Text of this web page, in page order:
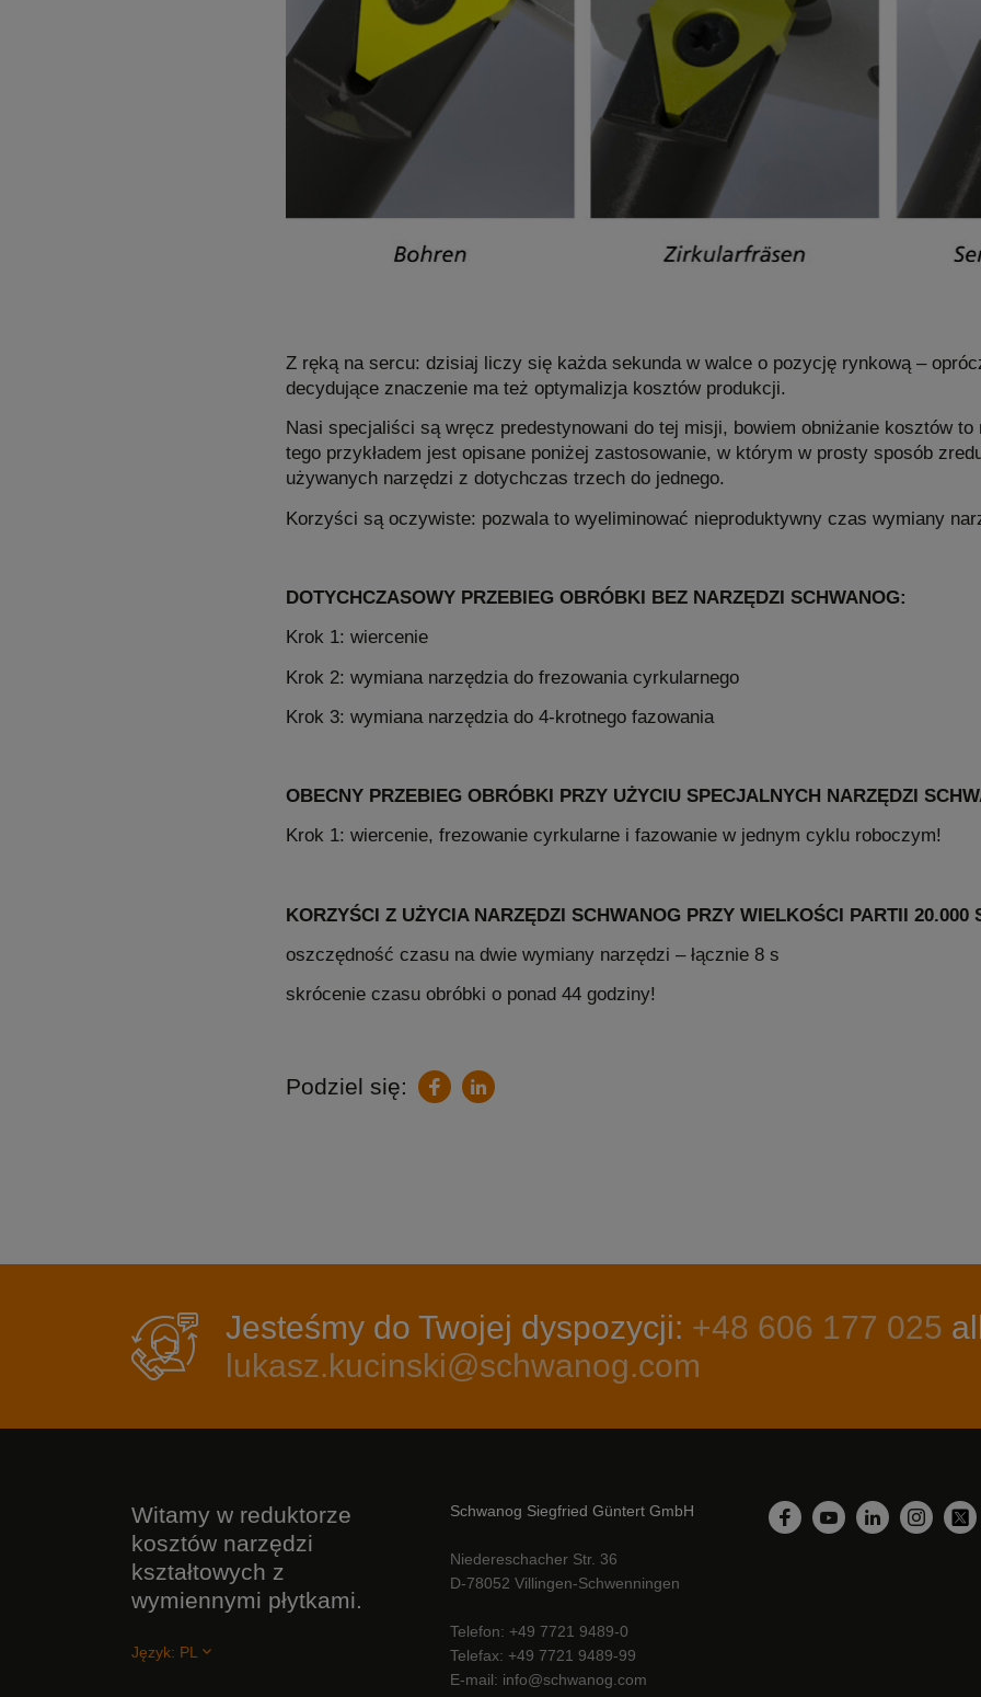
Z ręką na sercu: dzisiaj liczy się każda sekunda w walce o pozycję rynkową –
decydujące znaczenie ma też optymalizja kosztów produkcji.
Nasi specjaliści są wręcz predestynowani do tej misji, bowiem obniżanie kosztów
tego przykładem jest opisane poniżej zastosowanie, w którym w prosty sposób
używanych narzędzi z dotychczas trzech do jednego.
Korzyści są oczywiste: pozwala to wyeliminować nieproduktywny czas wymiany
DOTYCHCZASOWY PRZEBIEG OBRÓBKI BEZ NARZĘDZI SCHWANOG:
Krok 1: wiercenie
Krok 2: wymiana narzędzia do frezowania cyrkularnego
Krok 3: wymiana narzędzia do 4-krotnego fazowania
OBECNY PRZEBIEG OBRÓBKI PRZY UŻYCIU SPECJALNYCH NARZĘDZI
Krok 1: wiercenie, frezowanie cyrkularne i fazowanie w jednym cyklu roboczym!
KORZYŚCI Z UŻYCIA NARZĘDZI SCHWANOG PRZY WIELKOŚCI PARTII 20.000
oszczędność czasu na dwie wymiany narzędzi – łącznie 8 s
skrócenie czasu obróbki o ponad 44 godziny!
Podziel się: FacebookLinkedIn
Jesteśmy do Twojej dyspozycji: +48 606 177 025
lukasz.kucinski@schwanog.com
Witamy w reduktorze
kosztów narzędzi
kształtowych z
wymiennymi płytkami.
Język: PL
Schwanog Siegfried Güntert GmbH
Niedereschacher Str. 36
D-78052 Villingen-Schwenningen
Telefon +49 7721 9489-0
Telefax +49 7721 9489-99
E-mail
info@schwanog.com
Facebook
YouTubeLinkedInInstagram